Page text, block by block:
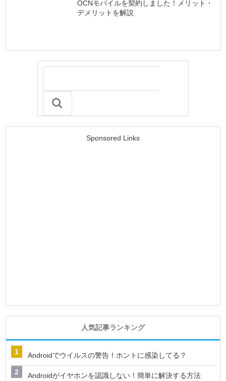
OCNモバイルを契約しました！メリット・
デメリットを解説
Sponsored Links
人気記事ランキング
Androidでウイルスの警告！ホントに感染してる？
Androidがイヤホンを認識しない！簡単に解決する方法